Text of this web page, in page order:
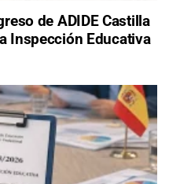
de ADIDE Castilla
Inspección Educativa